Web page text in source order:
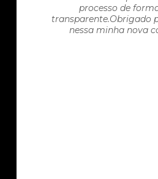
processo de
transparente.Obrigado
nessa minha nova